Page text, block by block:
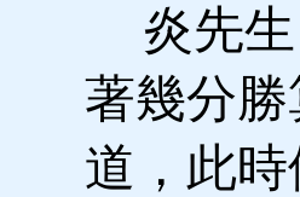
炎先生
著幾分
道，此